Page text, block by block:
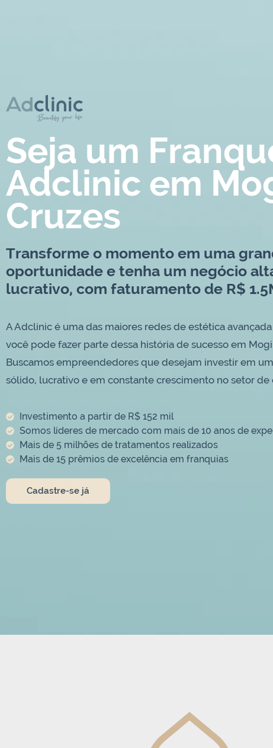
Seja um
Adclinic em
Cruzes
Transforme o momento em uma
oportunidade e tenha um negócio
lucrativo, com faturamento de R$
A Adclinic é uma das maiores redes de estética
você pode fazer parte dessa história de sucesso em Mogi
Buscamos empreendedores que desejam investir em
sólido, lucrativo e em constante crescimento no setor de
Investimento a partir de R$ 152 mil
Somos líderes de mercado com mais de 10 anos de
Mais de 5 milhões de tratamentos realizados
Mais de 15 prêmios de excelência em franquias
Cadastre-se já